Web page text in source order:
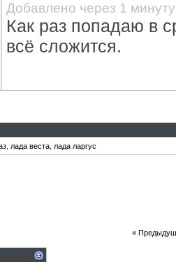
Добавлено через 1 минуту
Как раз попадаю в
всё сложится.
лада веста лада ларгус
«